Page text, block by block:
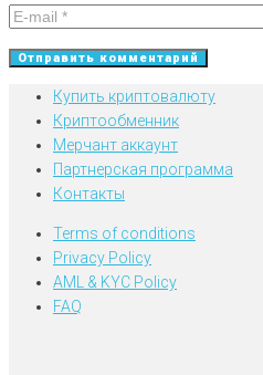
Купить криптовалюту
Криптообменник
Мерчант аккаунт
Партнерская программа
Контакты
Terms of conditions
Privacy Policy
AML & KYC Policy
FAQ